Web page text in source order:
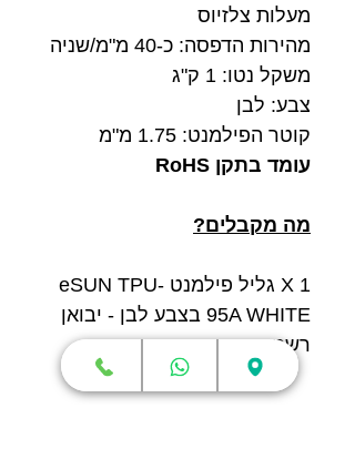
מעלות צלזיוס
מהירות הדפסה: כ-40 מ"מ/שניה
משקל נטו: 1 ק"ג
צבע: לבן
קוטר הפילמנט: 1.75 מ"מ
עומד בתקן RoHS
מה מקבלים?
1 X גליל פילמנט eSUN TPU-
95A WHITE בצבע לבן - יבואן
רשמי